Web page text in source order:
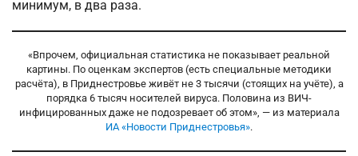
минимум, в два раза.
«Впрочем, официальная статистика не показывает реальной
картины. По оценкам экспертов (есть специальные методики
расчёта), в Приднестровье живёт не 3 тысячи (стоящих на учёте), а
порядка 6 тысяч носителей вируса. Половина из ВИЧ-
инфицированных даже не подозревает об этом», — из материала
ИА «Новости Приднестровья».